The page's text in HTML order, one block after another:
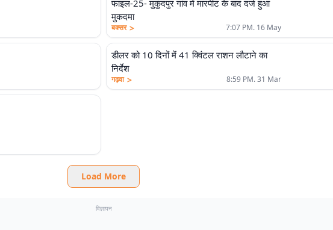
फाइल-25- मुकुंदपुर गांव में मारपीट के बाद दर्ज हुआ
मुकदमा
बक्सर > 7:07 PM. 16 May
डीलर को 10 दिनों में 41 क्विंटल राशन लौटाने का
निर्देश
गढ़वा > 8:59 PM. 31 Mar
Load More
विज्ञापन